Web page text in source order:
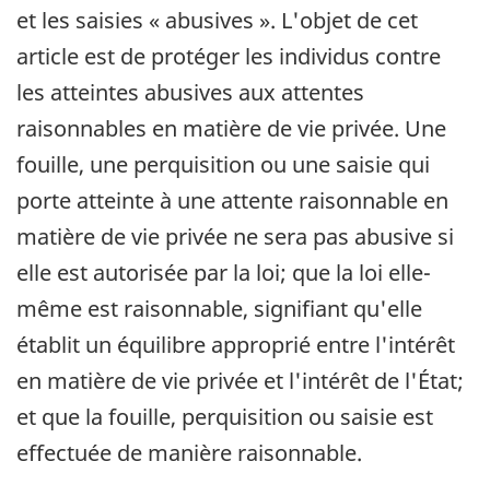
et les saisies « abusives ». L'objet de cet
article est de protéger les individus contre
les atteintes abusives aux attentes
raisonnables en matière de vie privée. Une
fouille, une perquisition ou une saisie qui
porte atteinte à une attente raisonnable en
matière de vie privée ne sera pas abusive si
elle est autorisée par la loi; que la loi elle-
même est raisonnable, signifiant qu'elle
établit un équilibre approprié entre l'intérêt
en matière de vie privée et l'intérêt de l'État;
et que la fouille, perquisition ou saisie est
effectuée de manière raisonnable.